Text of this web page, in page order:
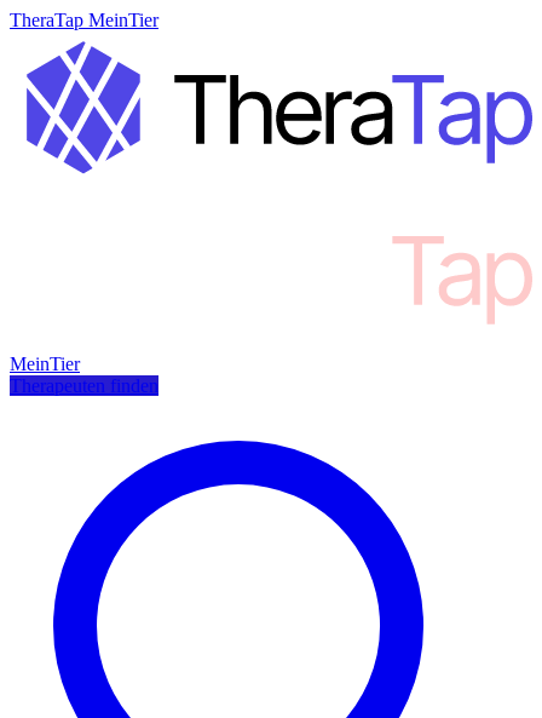
TheraTap MeinTier
MeinTier
Therapeuten finden